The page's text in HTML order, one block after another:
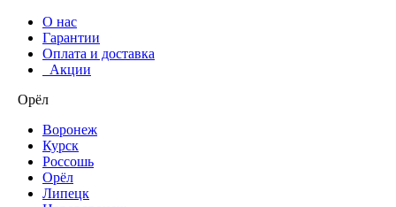
О нас
Гарантии
Оплата и доставка
Акции
Орёл
Воронеж
Курск
Россошь
Орёл
Липецк